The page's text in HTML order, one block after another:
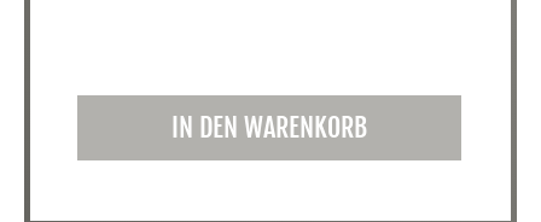
IN DEN WARENKORB